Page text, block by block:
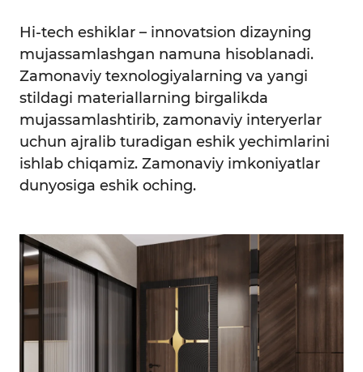
Hi-tech eshiklar – innovatsion dizayning
mujassamlashgan namuna hisoblanadi.
Zamonaviy texnologiyalarning va yangi
stildagi materiallarning birgalikda
mujassamlashtirib, zamonaviy interyerlar
uchun ajralib turadigan eshik yechimlarini
ishlab chiqamiz. Zamonaviy imkoniyatlar
dunyosiga eshik oching.